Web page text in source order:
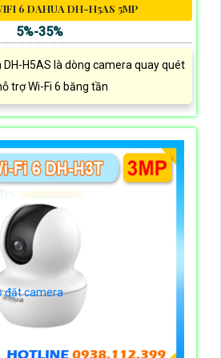
6 DAHUA DH-H5AS 5MP
5%-35%
DH-H5AS là dòng camera quay quét
trợ Wi-Fi 6 băng tần